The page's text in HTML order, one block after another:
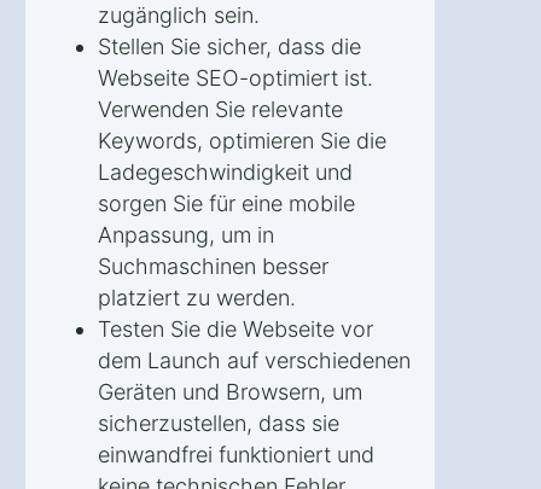
zugänglich sein.
Stellen Sie sicher, dass die
Webseite SEO-optimiert ist.
Verwenden Sie relevante
Keywords, optimieren Sie die
Ladegeschwindigkeit und
sorgen Sie für eine mobile
Anpassung, um in
Suchmaschinen besser
platziert zu werden.
Testen Sie die Webseite vor
dem Launch auf verschiedenen
Geräten und Browsern, um
sicherzustellen, dass sie
einwandfrei funktioniert und